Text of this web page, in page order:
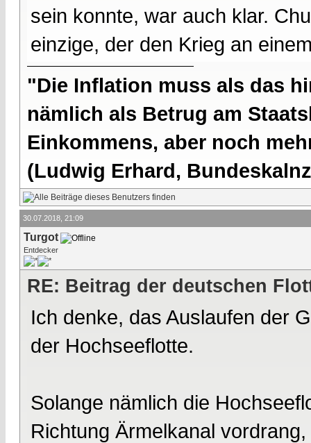
sein konnte, war auch klar.
einzige, der den Krieg an
"Die Inflation muss als das
nämlich als Betrug am
Einkommens, aber noch
(Ludwig Erhard,
30.07.2018, 21:09
Turgot
Entdecker
RE: Beitrag der deutschen
Ich denke, das Auslaufen der
der Hochseeflotte.
Solange nämlich die
Richtung Ärmelkanal